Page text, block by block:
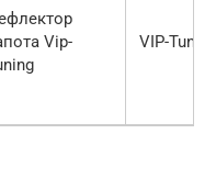
Vip-
VIP-Tuning